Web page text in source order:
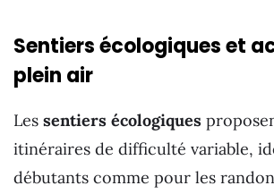
Sentiers écologiques et
plein air
Les sentiers écologiques
itinéraires de difficulté variable,
débutants comme pour les